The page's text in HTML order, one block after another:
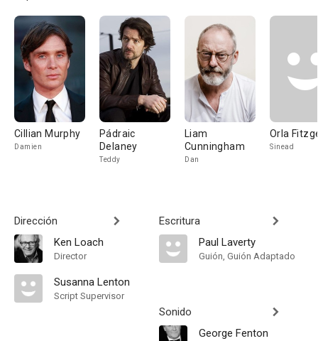
Cillian Murphy
Damien
Pádraic
Delaney
Teddy
Liam
Cunningham
Dan
Orla
Sinead
Dirección
Ken Loach
Director
Susanna Lenton
Script Supervisor
Escritura
Paul Laverty
Guión, Guión Adaptado
Sonido
George Fenton